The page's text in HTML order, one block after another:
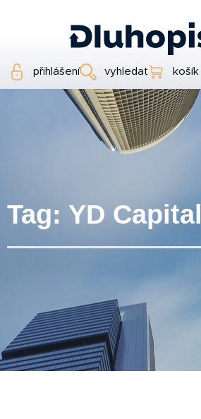
přihlášení vyhledat košík
Tag: YD Capital